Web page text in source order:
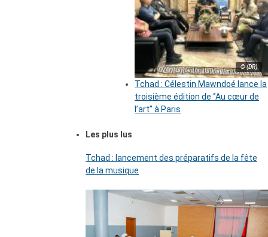
© (DR)
Tchad : Célestin Mawndoé lance la
troisième édition de ‘’Au cœur de
l’art’’ à Paris
Les plus lus
Tchad : lancement des préparatifs de la fête
de la musique